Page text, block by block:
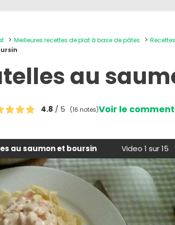
Meilleures recettes de plat à base de pâtes
au
4.8 / 5 (16 notes)Voir le
au saumon et boursin Video 1 sur 15